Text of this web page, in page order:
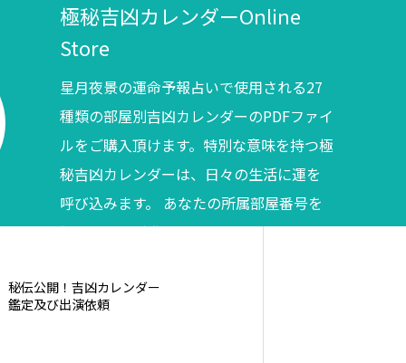
極秘吉凶カレンダーOnline
Store
星月夜景の運命予報占いで使用される27
種類の部屋別吉凶カレンダーのPDFファイ
ルをご購入頂けます。特別な意味を持つ極
秘吉凶カレンダーは、日々の生活に運を
呼び込みます。 あなたの所属部屋番号を
調べてからご購入ください。
秘伝公開！吉凶カレンダー
鑑定及び出演依頼